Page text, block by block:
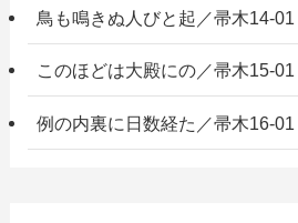
鳥も鳴きぬ人びと起／帚木14-01
このほどは大殿にの／帚木15-01
例の内裏に日数経た／帚木16-01